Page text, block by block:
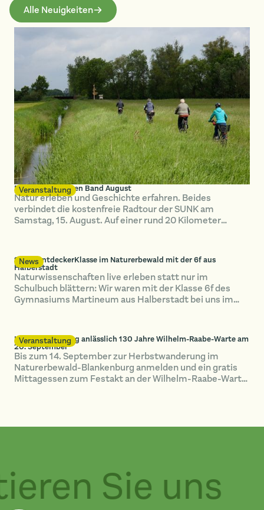
Alle Neuigkeiten
Veranstaltung
Radtour im Grünen Band August
Natur erleben und Geschichte erfahren. Beides
verbindet die kostenfreie Radtour der SUNK am
Samstag, 15. August. Auf einer rund 20 Kilometer
News
SUNK-EntdeckerKlasse im Naturerbewald mit der 6f aus
Halberstadt
Naturwissenschaften live erleben statt nur im
Schulbuch blättern: Wir waren mit der Klasse 6f des
Gymnasiums Martineum aus Halberstadt bei uns im
Veranstaltung
Herbstwanderung anlässlich 130 Jahre Wilhelm-Raabe-Warte am
20. September
Bis zum 14. September zur Herbstwanderung im
Naturerbewald-Blankenburg anmelden und ein gratis
Mittagessen zum Festakt an der Wilhelm-Raabe-Warte
Sie uns